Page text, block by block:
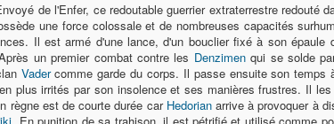
de l'Enfer, ce redoutable guerrier extraterrestre
une force colossale et de nombreuses capacités
Il est armé d'une lance, d'un bouclier fixé à son
un premier combat contre les Denzimenqui se solde
Vadercomme garde du corps. Il passe ensuite son temps
plus irrités par son insolence et ses manières frustres. Il
règne est de courte durée car Hedorianarrive à provoquer à